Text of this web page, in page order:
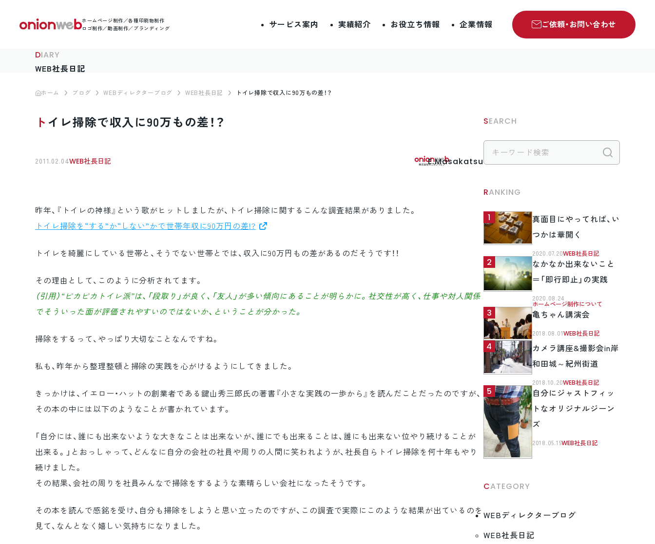
ホームページ制作／各種印刷物制作
ロゴ制作／動画制作／ブランディング
サービス案内 実績紹介 お役立ち情報 企業情報 ご依頼・お問い合わせ
DIARY
WEB社長日記
ホーム ブログ WEBディレクターブログ WEB社長日記 トイレ掃除で収入に90万もの差！？
トイレ掃除で収入に90万もの差！？
2011.02.04WEB社長日記 E.Masakatsu
昨年、『トイレの神様』という歌がヒットしましたが、トイレ掃除に関するこんな調査結果がありました。
トイレ掃除を“する”か“しない”かで世帯年収に90万円の差!?
トイレを綺麗にしている世帯と、そうでない世帯とでは、収入に90万円もの差があるのだそうです！！
その理由として、このように分析されてます。
（引用）“ピカピカトイレ派”は、「段取り」が良く、「友人」が多い傾向にあることが明らかに。社交性が高く、仕事や対人関係
でそういった面が評価されやすいのではないか、ということが分かった。
掃除をするって、やっぱり大切なことなんですね。
私も、昨年から整理整頓と掃除の実践を心がけるようにしてきました。
きっかけは、イエロー・ハットの創業者である鍵山秀三郎氏の著書『小さな実践の一歩から』を読んだことだったのですが、
その本の中には以下のようなことが書かれています。
「自分には、誰にも出来ないような大きなことは出来ないが、誰にでも出来ることは、誰にも出来ない位やり続けることが
出来る。」とおっしゃって、どんなに自分の会社の社員や周りの人間に笑われようが、社長自らトイレ掃除を何十年もやり
続けました。
その結果、会社の周りを社員みんなで掃除をするような素晴らしい会社になったそうです。
その本を読んで感銘を受け、自分も掃除をしようと思い立ったのですが、この調査で実際にこのような結果が出ているのを
見て、なんとなく嬉しい気持ちになりました。
SEARCH
RANKING
真面目にやってれば、い
つかは華開く
2020.07.20WEB社長日記
なかなか出来ないこと
＝「即行即止」の実践
2020.08.24
ホームページ制作について
亀ちゃん講演会
2018.08.01WEB社長日記
カメラ講座&撮影会in岸
和田城～紀州街道
2018.10.20WEB社長日記
自分にジャストフィッ
トなオリジナルジーン
ズ
2018.05.15WEB社長日記
CATEGORY
WEBディレクターブログ
WEB社長日記